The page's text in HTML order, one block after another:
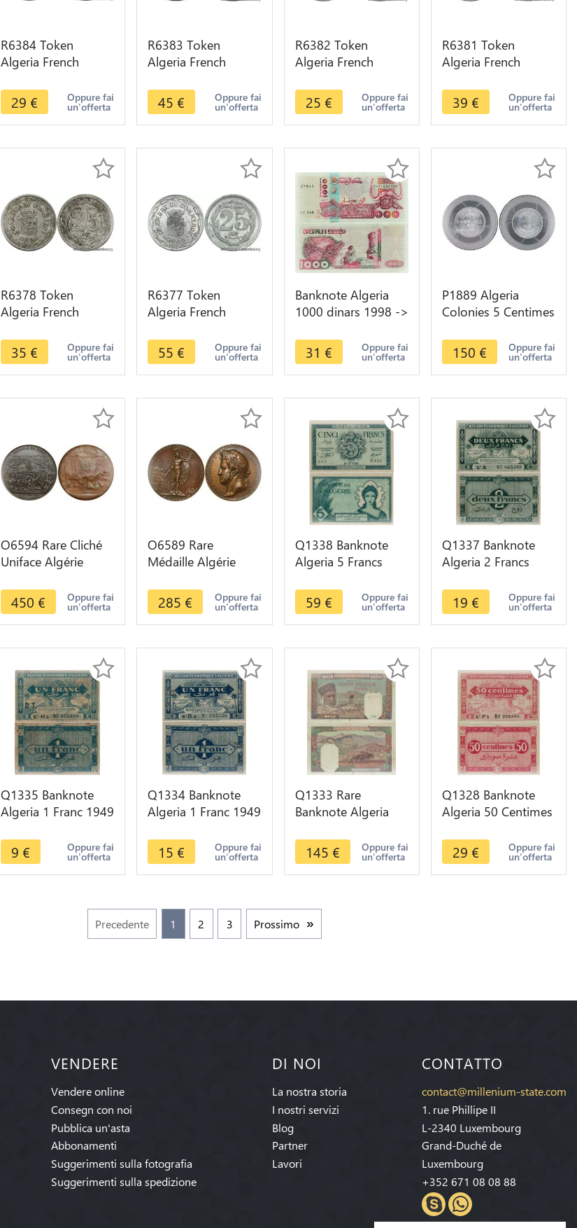
R6384 Token
Algeria French
Centimes Chambre
Commerce 1917
Alger
29 € Oppure fai
un'offerta
R6383 Token
Algeria French
Centimes Chambre
Commerce 1917
Alger AU
45 € Oppure fai
un'offerta
R6382 Token
Algeria French
Centimes Chambre
Commerce 1921
Alger
25 € Oppure fai
un'offerta
R6381 Token
Algeria French
Centimes Chambre
Commerce 1916
Alger AU
39 € Oppure fai
un'offerta
R6378 Token
Algeria French
Centimes Chambre
Commerce 1922
Oran
35 € Oppure fai
un'offerta
R6377 Token
Algeria French
Centimes Chambre
Commerce 1922
Oran AU
55 € Oppure fai
un'offerta
Banknote Algeria
1000 dinars 1998 ->
31 € Oppure fai
un'offerta
P1889 Algeria
Colonies 5 Centimes
1915 PCGS MS64
150 € Oppure fai
un'offerta
O6594 Rare Cliché
Uniface Algérie
Depaulis SUP
450 € Oppure fai
un'offerta
O6589 Rare
Médaille Algérie
Colonies Louis-
Philippe 1837 SUP
285 € Oppure fai
un'offerta
Q1338 Banknote
Algeria 5 Francs
offer
59 € Oppure fai
un'offerta
Q1337 Banknote
Algeria 2 Francs
19 € Oppure fai
un'offerta
Q1335 Banknote
Algeria 1 Franc 1949
9 € Oppure fai
un'offerta
Q1334 Banknote
Algeria 1 Franc 1949
15 € Oppure fai
un'offerta
Q1333 Rare
Banknote Algeria
Make offer
145 € Oppure fai
un'offerta
Q1328 Banknote
Algeria 50 Centimes
offer
29 € Oppure fai
un'offerta
Precedente 1 2 3 Prossimo
VENDERE
Vendere online
Consegn con noi
Pubblica un'asta
Abbonamenti
Suggerimenti sulla fotografia
Suggerimenti sulla spedizione
DI NOI
La nostra storia
I nostri servizi
Blog
Partner
Lavori
CONTATTO
contact@millenium-state.com
1. rue Phillipe II
L-2340 Luxembourg
Grand-Duché de
Luxembourg
+352 671 08 08 88